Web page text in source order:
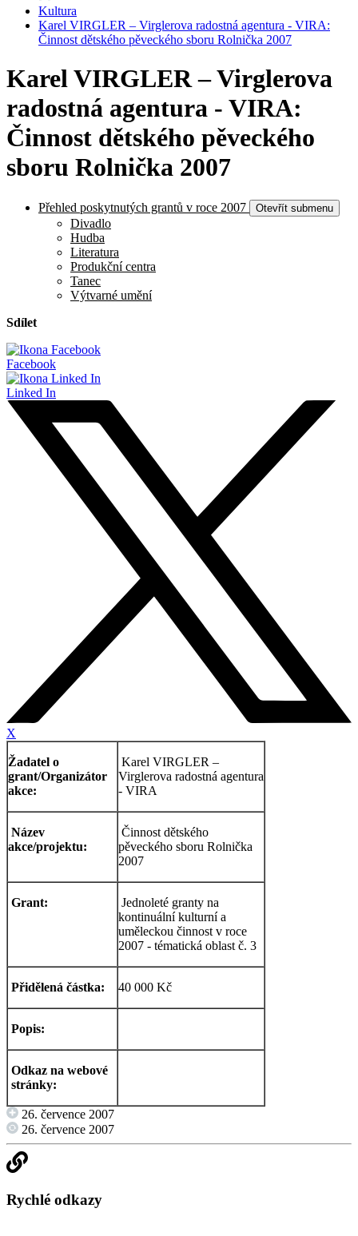
Kultura
Karel VIRGLER – Virglerova radostná agentura - VIRA:
Činnost dětského pěveckého sboru Rolnička 2007
Karel VIRGLER – Virglerova
radostná agentura - VIRA:
Činnost dětského pěveckého
sboru Rolnička 2007
Přehled poskytnutých grantů v roce 2007 Otevřít submenu
Divadlo
Hudba
Literatura
Produkční centra
Tanec
Výtvarné umění
Sdílet
Facebook
Linked In
X
Žadatel o
grant/Organizátor
akce:
Karel VIRGLER –
Virglerova radostná agentura
- VIRA
Název
akce/projektu:
Činnost dětského
pěveckého sboru Rolnička
2007
Grant:
Jednoleté granty na
kontinuální kulturní a
uměleckou činnost v roce
2007 - tématická oblast č. 3
Přidělená částka: 40 000 Kč
Popis:
Odkaz na webové
stránky:
26. července 2007
26. července 2007
Rychlé odkazy